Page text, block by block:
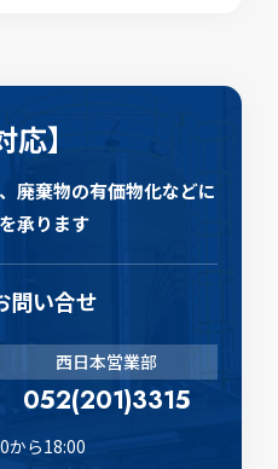
応】
廃棄物の有価物化などに
承ります
問い合せ
西日本営業部
052(201)3315
ら18:00